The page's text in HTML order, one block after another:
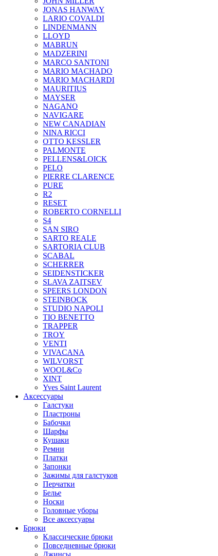
JONAS HANWAY
LARIO COVALDI
LINDENMANN
LLOYD
MABRUN
MADZERINI
MARCO SANTONI
MARIO MACHADO
MARIO MACHARDI
MAURITIUS
MAYSER
NAGANO
NAVIGARE
NEW CANADIAN
NINA RICCI
OTTO KESSLER
PALMONTE
PELLENS&LOICK
PELO
PIERRE CLARENCE
PURE
R2
RESET
ROBERTO CORNELLI
S4
SAN SIRO
SARTO REALE
SARTORIA CLUB
SCABAL
SCHERRER
SEIDENSTICKER
SLAVA ZAITSEV
SPEERS LONDON
STEINBOCK
STUDIO NAPOLI
TIO BENETTO
TRAPPER
TROY
VENTI
VIVACANA
WILVORST
WOOL&Co
XINT
Yves Saint Laurent
Аксессуары
Галстуки
Пластроны
Бабочки
Шарфы
Кушаки
Ремни
Платки
Запонки
Зажимы для галстуков
Перчатки
Белье
Носки
Головные уборы
Все аксессуары
Брюки
Классические брюки
Повседневные брюки
Джинсы